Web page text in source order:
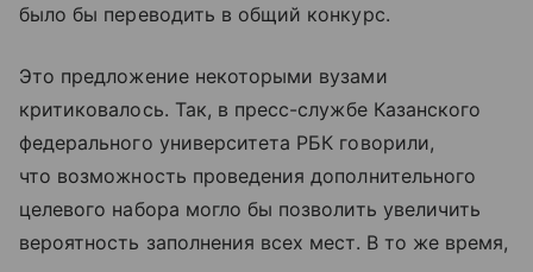
было бы переводить в общий конкурс.
Это предложение некоторыми вузами
критиковалось. Так, в пресс-службе Казанского
федерального университета РБК говорили,
что возможность проведения дополнительного
целевого набора могло бы позволить увеличить
вероятность заполнения всех мест. В то же время,